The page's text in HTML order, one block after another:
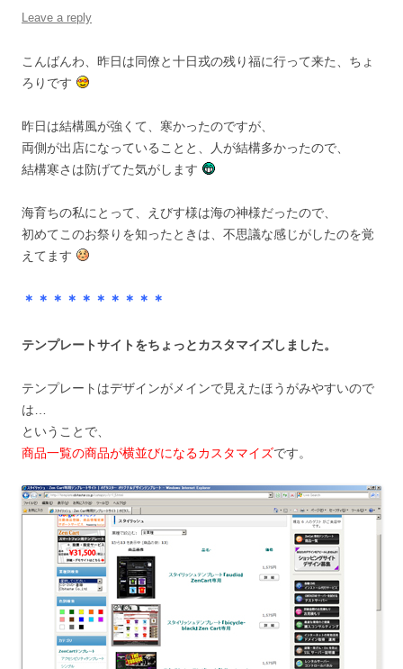
Leave a reply
こんばんわ、昨日は同僚と十日戎の残り福に行って来た、ちょ
ろりです
昨日は結構風が強くて、寒かったのですが、
両側が出店になっていることと、人が結構多かったので、
結構寒さは防げてた気がします
海育ちの私にとって、えびす様は海の神様だったので、
初めてこのお祭りを知ったときは、不思議な感じがしたのを覚
えてます
＊＊＊＊＊＊＊＊＊＊
テンプレートサイトをちょっとカスタマイズしました。
テンプレートはデザインがメインで見えたほうがみやすいので
は…
ということで、
商品一覧の商品が横並びになるカスタマイズです。